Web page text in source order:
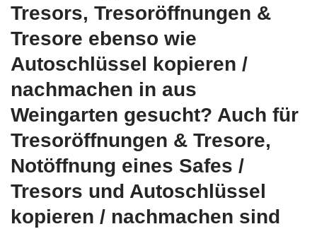
Tresors, Tresoröffnungen &
Tresore ebenso wie
Autoschlüssel kopieren /
nachmachen in aus
Weingarten gesucht? Auch für
Tresoröffnungen & Tresore,
Notöffnung eines Safes /
Tresors und Autoschlüssel
kopieren / nachmachen sind